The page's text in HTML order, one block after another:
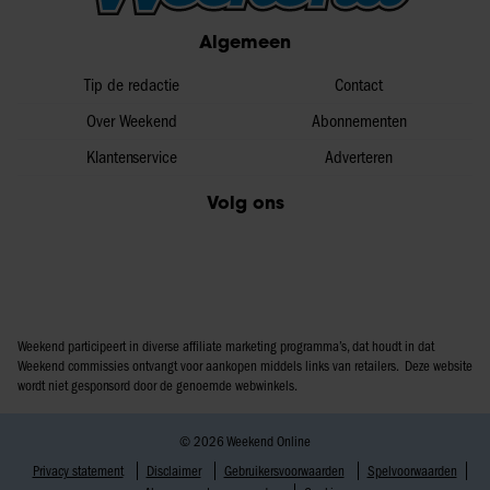
partners kunnen deze gegevens combineren met andere
informatie die u aan ze heeft verstrekt of die ze hebben
gaat akkoord met onze cookies als u onze website blijft
gebruiken.
Algemeen
Tip de redactie
Over Weekend
Klantenservice
Contact
Abonnementen
Adverteren
Volg ons
Weekend participeert in diverse affiliate marketing programma’s, dat houdt in dat
Weekend commissies ontvangt voor aankopen middels links van retailers. Deze website
wordt niet gesponsord door de genoemde webwinkels.
© 2026 Weekend Online
Privacy statement
Disclaimer Gebruikersvoorwaarden
Spelvoorwaarden